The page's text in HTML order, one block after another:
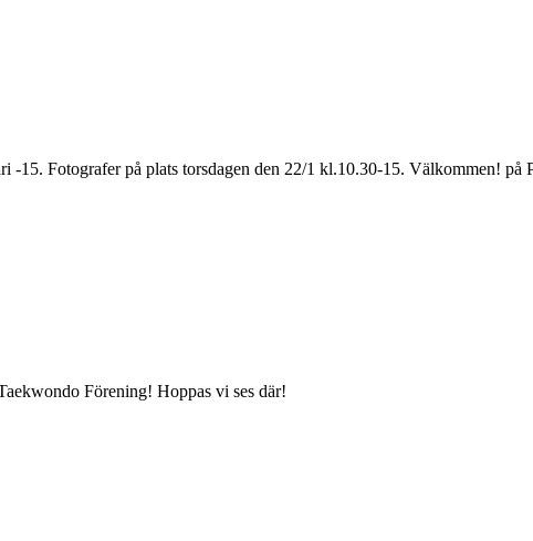
-15. Fotografer på plats torsdagen den 22/1 kl.10.30-15. Välkommen! på
Förening! Hoppas vi ses där!